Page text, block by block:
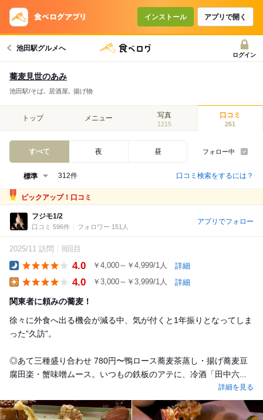
インストール アプリで開く
池田駅グルメへ
ログイン
蕎麦見世のあみ
池田駅/そば､ 居酒屋､ 揚げ物
トップ メニュー 写真
1215
口コミ
261
すべて 夜 昼 フォロー中
312件 口コミ検索をするには？
ピックアップ！口コミ
フジモ1/2
口コミ 596件 フォロワー 151人
アプリでフォロー
2025/11 訪問 8回目
4.0 ￥4,000～￥4,999/1人 詳細
4.0 ￥3,000～￥3,999/1人 詳細
関東者に頼みの蕎麦！
徐々に外食へ出る機会が減る中、気が付くと1年振りとなってしま
った”久訪”。
◎あて三種盛り合わせ 780円〜鴨ロース蕎麦茶蒸し・揚げ蕎麦豆
腐田楽・蟹味噌ムース。いつもの鉄板のアテに、冷酒「田中六...
詳細を見る